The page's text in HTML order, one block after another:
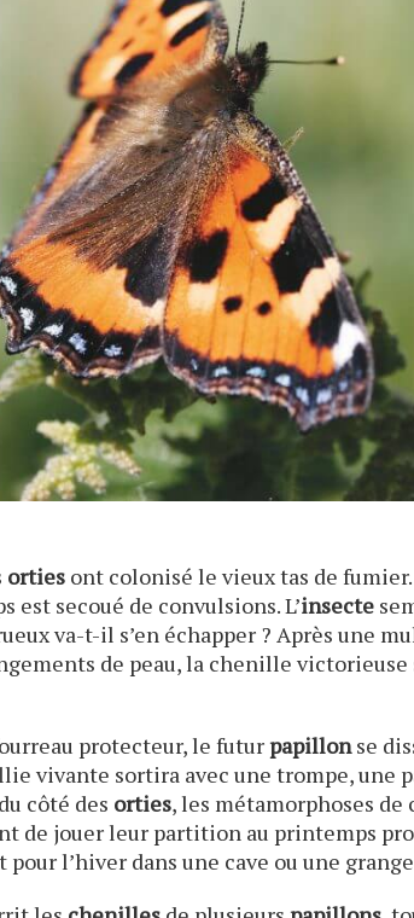
orties ont colonisé le vieux tas de
est secoué de convulsions. L’insecte
va-t-il s’en échapper ? Après une
de peau, la chenille
protecteur, le futurpapillonse
vivante sortira avec une trompe, une
côté des orties, les métamorphoses
de jouer leur partition au printemps
l’hiver dans une cave ou une